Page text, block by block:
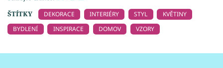
ŠTÍTKY
DEKORACE INTERIÉRY STYL
KVĚTINY
BYDLENÍ
INSPIRACE DOMOV VZORY